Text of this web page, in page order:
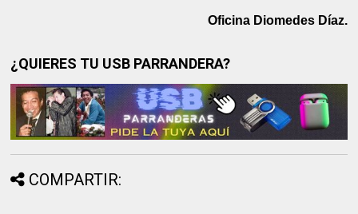
Oficina Diomedes Díaz.
¿QUIERES TU USB PARRANDERA?
COMPARTIR: